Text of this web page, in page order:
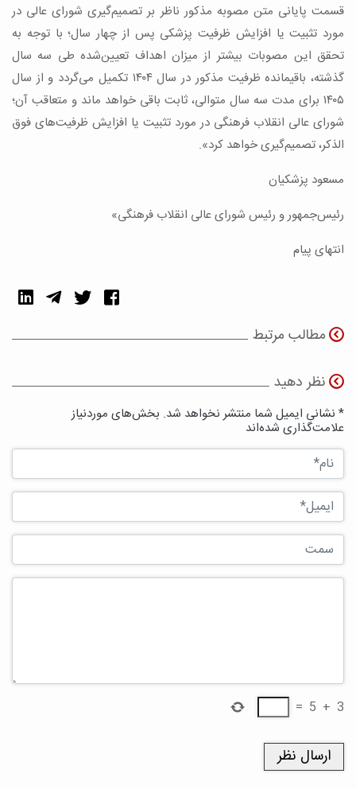
قسمت پایانی متن مصوبه مذکور ناظر بر تصمیم‌گیری شورای عالی در
مورد تثبیت یا افزایش ظرفیت پزشکی پس از چهار سال؛ با توجه به
تحقق این مصوبات بیشتر از میزان اهداف تعیین‌شده طی سه سال
گذشته، باقیمانده ظرفیت مذکور در سال ۱۴۰۴ تکمیل می‌گردد و از سال
۱۴۰۵ برای مدت سه سال متوالی، ثابت باقی خواهد ماند و متعاقب آن؛
شورای عالی انقلاب فرهنگی در مورد تثبیت یا افزایش ظرفیت‌های فوق
الذکر، تصمیم‌گیری خواهد کرد».
مسعود پزشکیان
رئیس‌جمهور و رئیس شورای عالی انقلاب فرهنگی»
انتهای پیام
مطالب مرتبط
نظر دهید
* نشانی ایمیل شما منتشر نخواهد شد. بخش‌های موردنیاز
علامت‌گذاری شده‌اند
3
+
5
=